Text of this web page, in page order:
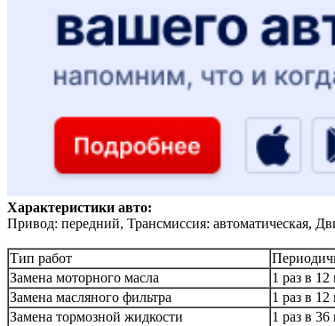
Характеристики авто:
Привод: передний, Трансмиссия: автоматическая,
Тип работ
Замена моторного масла
1 раз в 12
Замена масляного фильтра
1 раз в 12
Замена тормозной жидкости
1 раз в 36